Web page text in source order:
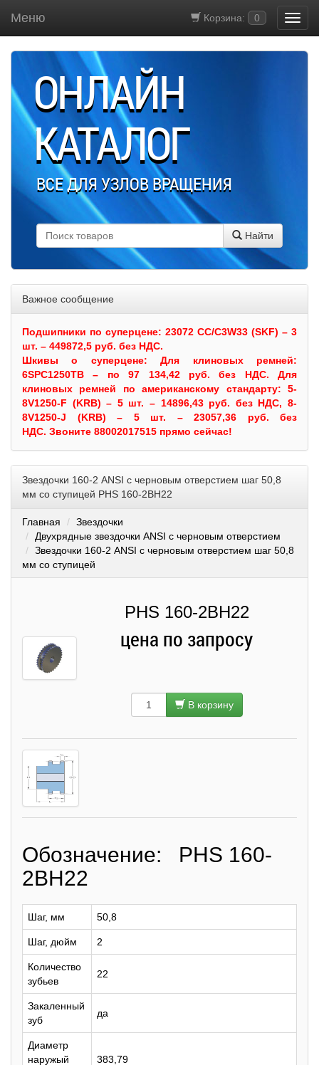
Корзина: 0
Меню
ОНЛАЙН
КАТАЛОГ
ВСЕ ДЛЯ УЗЛОВ ВРАЩЕНИЯ
Найти
Важное сообщение
Подшипники по суперцене: 23072 CC/C3W33 (SKF) – 3
шт. – 449872,5 руб. без НДС.
Шкивыо суперцене:Для клиновых ремней:
6SPC1250TB – по 97 134,42 руб. без НДС. Для
клиновых ремней по американскому стандарту: 5-
8V1250-F (KRB) – 5 шт. – 14896,43 руб. без НДС, 8-
8V1250-J (KRB) – 5 шт. – 23057,36 руб. без
НДС. Звоните 88002017515 прямо сейчас!
Звездочки 160-2 ANSI с черновым отверстием шаг 50,8
мм со ступицей PHS 160-2BH22
Главная
Звездочки
Двухрядные звездочки ANSI с черновым отверстием
Звездочки 160-2 ANSI с черновым отверстием шаг 50,8
мм со ступицей
PHS 160-2BH22
цена по запросу
В корзину
Обозначение: PHS 160-
2BH22
Шаг, мм 50,8
Шаг, дюйм 2
Количество
зубьев
22
Закаленный
зуб
да
Диаметр
наружый
383,79